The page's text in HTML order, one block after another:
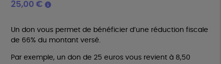
25,00 €
Un don vous permet de bénéficier d’une réduction fiscale
de 66% du montant versé.
Par exemple, un don de 25 euros vous revient à 8,50